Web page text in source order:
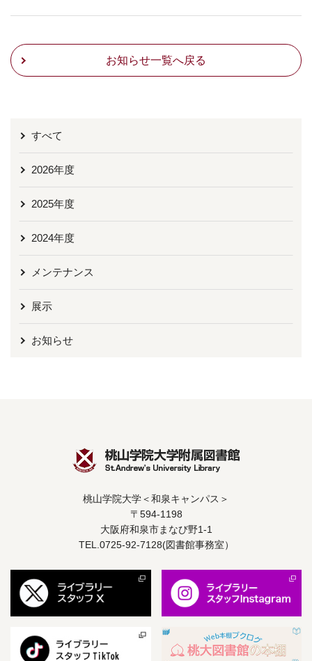
お知らせ一覧へ戻る
すべて
2026年度
2025年度
2024年度
メンテナンス
展示
お知らせ
桃山学院大学＜和泉キャンパス＞
〒594-1198
大阪府和泉市まなび野1-1
TEL.0725-92-7128(図書館事務室）